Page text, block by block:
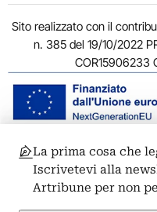
Sito realizzato con il
n. 385 del 19/10/2022
COR15906233
© 2011-2026 ARTRIBUNE
00186 Roma - P.I.
Privacy: Responsabile della
La prima cosa che
Iscrivetevi alla
Artribune per non